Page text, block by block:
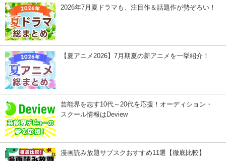
2026年7月夏ドラマも、注目作＆話題作が勢ぞろい！
【夏アニメ2026】7月期夏の新アニメを一挙紹介！
芸能界を志す10代～20代を応援！オーディション・
スクール情報はDeview
漫画読み放題サブスクおすすめ11選【徹底比較】